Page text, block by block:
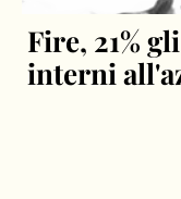
Fire, 21%
interni